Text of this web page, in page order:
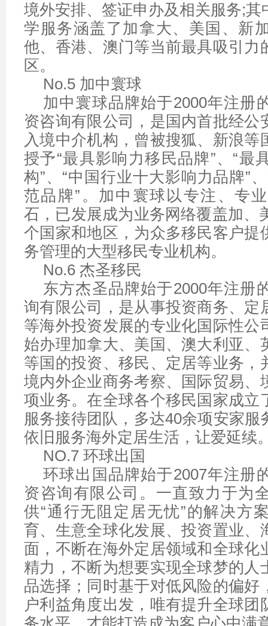
境外安排、签证申办及相关服务;其
学服务涵盖了加拿大、美国、新
他、香港、澳门等当前最具吸引力
区。
No.5 加中寰球
加中寰球品牌始于2000年注册
资咨询有限公司，是国内首批经公
入境中介机构，曾被搜狐、新浪等
授予“最具影响力移民品牌”、“最
构”、“中国行业十大影响力品牌”
范品牌”。加中寰球以专注、专
石，已发展成为业务网络覆盖加、
个国家和地区，为众多移民客户提
务管理的大型移民专业机构。
No.6 杰圣移民
东方杰圣品牌始于2000年注册
询有限公司，是从事投资商务、定
等海外投资发展的专业化国际性公
始办理加拿大、美国、澳大利亚、
等国的投资、移民、定居等业务，
境内外企业商务考察、国际贸易、
项业务。在全球各个移民国家成立
服务接待团队，多达40余项安家服
依旧服务海外定居生活，让爱延续
NO.7 环球出国
环球出国品牌始于2007年注册
资咨询有限公司。一直致力于为
供“通行无阻定居无忧”的解决方
育、生意全球化发展、投资置业、
面，不断在海外定居领域和全球化
精力，不断为想要实现全球梦的人
品选择；同时基于对低风险的偏好
户利益角度出发，唯有提升全球团